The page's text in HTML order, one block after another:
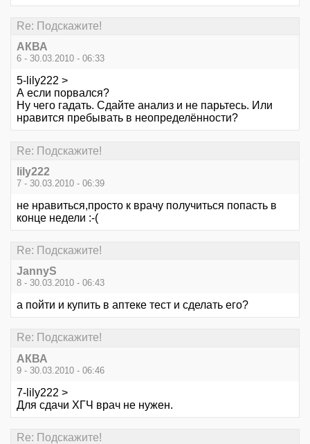
Re: Подскажите!
АКВА
6 - 30.03.2010 - 06:33
5-lily222 >
А если порвался?
Ну чего гадать. Сдайте анализ и не парьтесь. Или
нравится пребывать в неопределённости?
Re: Подскажите!
lily222
7 - 30.03.2010 - 06:39
не нравиться,просто к врачу получиться попасть в
конце недели :-(
Re: Подскажите!
JannyS
8 - 30.03.2010 - 06:43
а пойти и купить в аптеке тест и сделать его?
Re: Подскажите!
АКВА
9 - 30.03.2010 - 06:46
7-lily222 >
Для сдачи ХГЧ врач не нужен.
Re: Подскажите!